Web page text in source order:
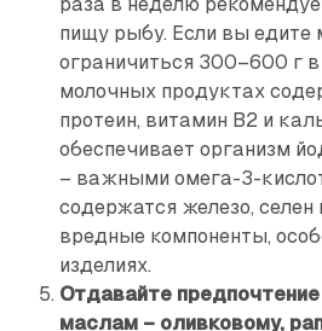
раза в неделю
пищу рыбу. Если вы едите
ограничиться 300–600 г
молочных продуктах
протеин, витамин B2 и
обеспечивает организм
– важными омега-3-
содержатся железо, селен
вредные компоненты,
изделиях.
Отдавайте
маслам – оливковому,